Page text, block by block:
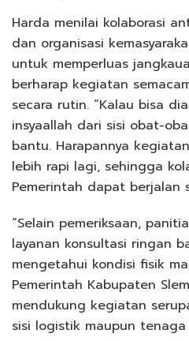
Harda menilai kolaborasi
dan organisasi
untuk memperluas
berharap kegiatan
secara rutin. “Kalau bisa
insyaallah dari sisi obat-
bantu. Harapannya
lebih rapi lagi, sehingga
Pemerintah dapat berjalan
“Selain pemeriksaan,
layanan konsultasi ringan
mengetahui kondisi fisik
Pemerintah Kabupaten
mendukung kegiatan
sisi logistik maupun tenaga